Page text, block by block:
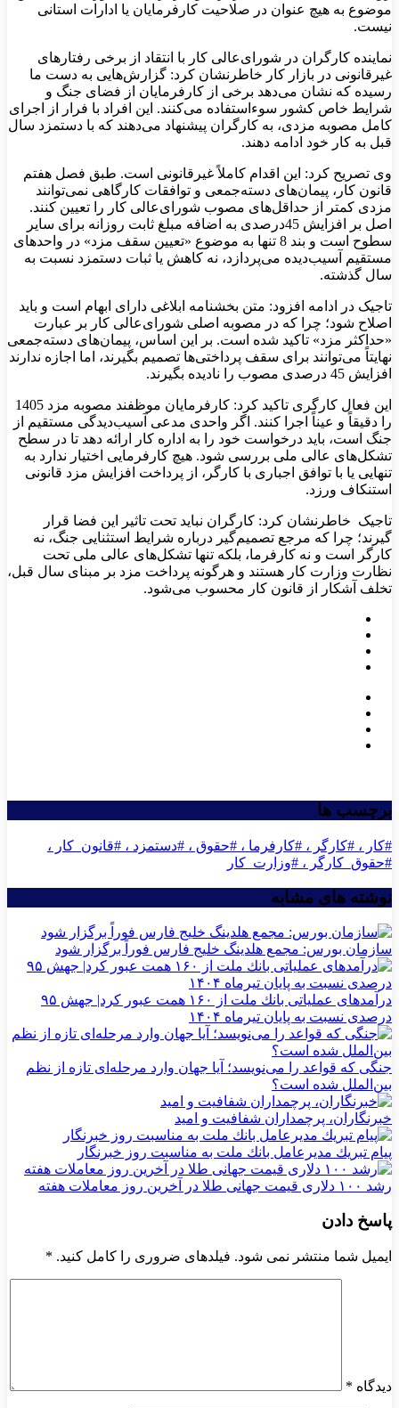
موضوع به‌ هیچ ‌عنوان در صلاحیت کارفرمایان یا ادارات استانی
نیست.
نماینده کارگران در شورای‌عالی کار با انتقاد از برخی رفتارهای
غیرقانونی در بازار کار خاطرنشان کرد: گزارش‌هایی به دست ما
رسیده که نشان می‌دهد برخی از کارفرمایان از فضای جنگ و
شرایط خاص کشور سوءاستفاده می‌کنند. این افراد با فرار از اجرای
کامل مصوبه مزدی، به کارگران پیشنهاد می‌دهند که با دستمزد سال
قبل به کار خود ادامه دهند.
وی تصریح کرد: این اقدام کاملاً غیرقانونی است. طبق فصل هفتم
قانون کار، پیمان‌های دسته‌جمعی و توافقات کارگاهی نمی‌توانند
مزدی کمتر از حداقل‌های مصوب شورای‌عالی کار را تعیین کنند.
اصل بر افزایش 45درصدی به اضافه مبلغ ثابت روزانه برای سایر
سطوح است و بند 8 تنها به موضوع «تعیین سقف مزد» در واحدهای
مستقیم آسیب‌دیده می‌پردازد، نه کاهش یا ثبات دستمزد نسبت به
سال گذشته.
تاجیک در ادامه افزود: متن بخشنامه ابلاغی دارای ابهام است و باید
اصلاح شود؛ چرا که در مصوبه اصلی شورای‌عالی کار بر عبارت
«حداکثر مزد» تاکید شده است. بر این اساس، پیمان‌های دسته‌جمعی
نهایتاً می‌توانند برای سقف پرداختی‌ها تصمیم بگیرند، اما اجازه ندارند
افزایش 45 درصدی مصوب را نادیده بگیرند.
این فعال کارگری تاکید کرد: کارفرمایان موظفند مصوبه مزد 1405
را دقیقاً و عیناً اجرا کنند. اگر واحدی مدعی آسیب‌دیدگی مستقیم از
جنگ است، باید درخواست خود را به اداره کار ارائه دهد تا در سطح
تشکل‌های عالی ملی بررسی شود. هیچ کارفرمایی اختیار ندارد به
تنهایی یا با توافق اجباری با کارگر، از پرداخت افزایش مزد قانونی
استنکاف ورزد.
تاجیک خاطرنشان کرد: کارگران نباید تحت تاثیر این فضا قرار
گیرند؛ چرا که مرجع تصمیم‌گیر درباره شرایط استثنایی جنگ، نه
کارگر است و نه کارفرما، بلکه تنها تشکل‌های عالی ملی تحت
نظارت وزارت کار هستند و هرگونه پرداخت مزد بر مبنای سال قبل،
تخلف آشکار از قانون کار محسوب می‌شود.
برچسب ها
#کار ، #کارگر ، #کارفرما ، #حقوق ، #دستمزد ، #قانون_کار ،
#حقوق_کارگر ، #وزارت_کار
نوشته های مشابه
سازمان بورس: مجمع هلدینگ خلیج فارس فوراً برگزار شود
درآمدهای عملیاتی بانك ملت از ۱۶۰ همت عبور كرد| جهش ۹۵
درصدی نسبت به پایان تیرماه ۱۴۰۴
جنگی که قواعد را می‌نویسد؛ آیا جهان وارد مرحله‌ای تازه از نظم
بین‌الملل شده است؟
خبرنگاران، پرچمداران شفافیت و امید
پیام تبریك مدیرعامل بانك ملت به مناسبت روز خبرنگار
رشد ۱۰۰ دلاری قیمت جهانی طلا در آخرین روز معاملات هفته
پاسخ دادن
ایمیل شما منتشر نمی شود. فیلدهای ضروری را کامل کنید. *
دیدگاه *